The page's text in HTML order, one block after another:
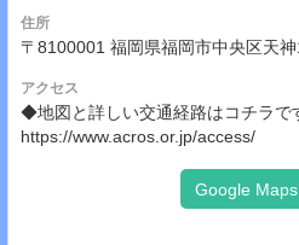
住所
〒8100001 福岡県福岡市中央区天
アクセス
◆地図と詳しい交通経路はコチラで
https://www.acros.or.jp/access/
Google